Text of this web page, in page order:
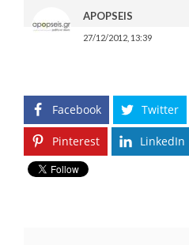
APOPSEIS
27/12/2012, 13:39
Facebook Twitter
Pinterest LinkedIn